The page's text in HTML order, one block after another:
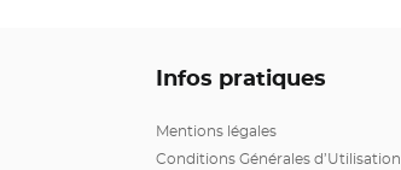
Infos pratiques
Mentions légales
Conditions Générales d’Utilisation